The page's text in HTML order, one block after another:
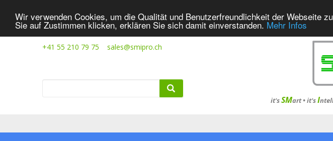
Wir verwenden Cookies, um die Qualität und Benutzerfreundlichkeit der Webseite
Sie auf Zustimmen klicken, erklären Sie sich damit einverstanden. Mehr Infos
+41 55 210 79 75 sales@smipro.ch
it'sSMart •it'sI